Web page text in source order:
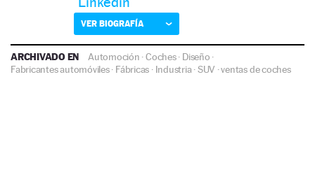
VER BIOGRAFÍA
ARCHIVADO EN Automoción ·Coches· Diseño ·
Fabricantes automóviles· Fábricas · Industria·SUV ·ventas de coches